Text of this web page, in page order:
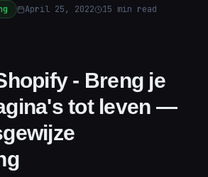
April 25, 2022 15 min read
- Breng je
tot leven —